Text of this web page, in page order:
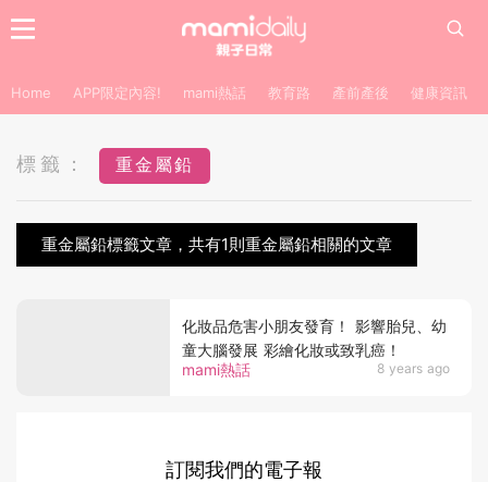
Home APP限定內容! mami熱話 教育路 產前產後 健康資訊
標籤： 重金屬鉛
重金屬鉛標籤文章，共有1則重金屬鉛相關的文章
mami熱話 8 years ago
化妝品危害小朋友發育！ 影響胎兒、幼
童大腦發展 彩繪化妝或致乳癌！
訂閱我們的電子報